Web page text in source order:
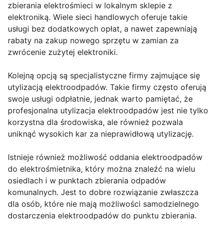
zbierania elektrośmieci w lokalnym sklepie z
elektroniką. Wiele sieci handlowych oferuje takie
usługi bez dodatkowych opłat, a nawet zapewniają
rabaty na zakup nowego sprzętu w zamian za
zwrócenie zużytej elektroniki.
Kolejną opcją są specjalistyczne firmy zajmujące się
utylizacją elektroodpadów. Takie firmy często oferują
swoje usługi odpłatnie, jednak warto pamiętać, że
profesjonalna utylizacja elektroodpadów jest nie tylko
korzystna dla środowiska, ale również pozwala
uniknąć wysokich kar za nieprawidłową utylizację.
Istnieje również możliwość oddania elektroodpadów
do elektrośmietnika, który można znaleźć na wielu
osiedlach i w punktach zbierania odpadów
komunalnych. Jest to dobre rozwiązanie zwłaszcza
dla osób, które nie mają możliwości samodzielnego
dostarczenia elektroodpadów do punktu zbierania.